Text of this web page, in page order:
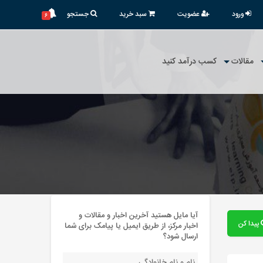
ورود عضویت سبد خرید جستجو ۶
مقالات کسب درآمد کنید
پیدا کن
آیا مایل هستید آخرین اخبار و مقالات و
اخبار مرکز، از طریق ایمیل یا پیامک برای شما
ارسال شود؟